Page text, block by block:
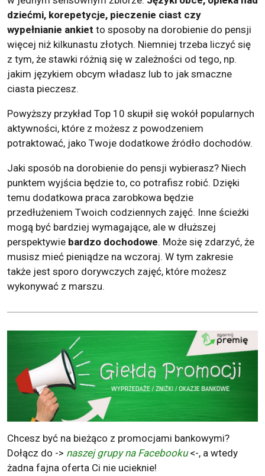
dziećmi, korepetycje, pieczenie ciast czy
wypełnianie ankiet to sposoby na dorobienie do pensji
więcej niż kilkunastu złotych. Niemniej trzeba liczyć się
z tym, że stawki różnią się w zależności od tego, np.
jakim językiem obcym władasz lub to jak smaczne
ciasta pieczesz.
Powyższy przykład Top 10 skupił się wokół popularnych
aktywności, które z możesz z powodzeniem
potraktować, jako Twoje dodatkowe źródło dochodów.
Jaki sposób na dorobienie do pensji wybierasz? Niech
punktem wyjścia będzie to, co potrafisz robić. Dzięki
temu dodatkowa praca zarobkowa będzie
przedłużeniem Twoich codziennych zajęć. Inne ścieżki
mogą być bardziej wymagające, ale w dłuższej
perspektywie bardzo dochodowe. Może się zdarzyć, że
musisz mieć pieniądze na wczoraj. W tym zakresie
także jest sporo dorywczych zajęć, które możesz
wykonywać z marszu.
Chcesz być na bieżąco z promocjami bankowymi?
Dołącz do -> naszej grupy na Facebooku<-, a wtedy
żadna fajna oferta Ci nie ucieknie!